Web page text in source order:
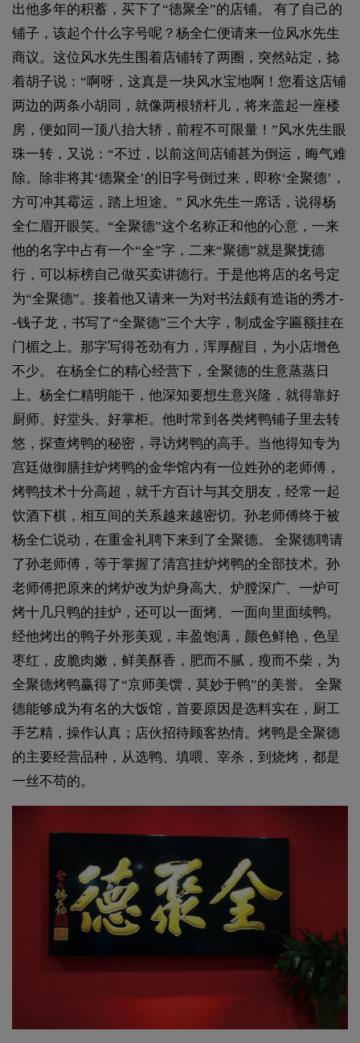
出他多年的积蓄，买下了“德聚全”的店铺。 有了自己的
铺子，该起个什么字号呢？杨全仁便请来一位风水先生
商议。这位风水先生围着店铺转了两圈，突然站定，捻
着胡子说：“啊呀，这真是一块风水宝地啊！您看这店铺
两边的两条小胡同，就像两根轿杆儿，将来盖起一座楼
房，便如同一顶八抬大轿，前程不可限量！”风水先生眼
珠一转，又说：“不过，以前这间店铺甚为倒运，晦气难
除。除非将其‘德聚全’的旧字号倒过来，即称‘全聚德’，
方可冲其霉运，踏上坦途。” 风水先生一席话，说得杨
全仁眉开眼笑。“全聚德”这个名称正和他的心意，一来
他的名字中占有一个“全”字，二来“聚德”就是聚拢德
行，可以标榜自己做买卖讲德行。于是他将店的名号定
为“全聚德”。接着他又请来一为对书法颇有造诣的秀才-
-钱子龙，书写了“全聚德”三个大字，制成金字匾额挂在
门楣之上。那字写得苍劲有力，浑厚醒目，为小店增色
不少。 在杨全仁的精心经营下，全聚德的生意蒸蒸日
上。杨全仁精明能干，他深知要想生意兴隆，就得靠好
厨师、好堂头、好掌柜。他时常到各类烤鸭铺子里去转
悠，探查烤鸭的秘密，寻访烤鸭的高手。当他得知专为
宫廷做御膳挂炉烤鸭的金华馆内有一位姓孙的老师傅，
烤鸭技术十分高超，就千方百计与其交朋友，经常一起
饮酒下棋，相互间的关系越来越密切。孙老师傅终于被
杨全仁说动，在重金礼聘下来到了全聚德。 全聚德聘请
了孙老师傅，等于掌握了清宫挂炉烤鸭的全部技术。孙
老师傅把原来的烤炉改为炉身高大、炉膛深广、一炉可
烤十几只鸭的挂炉，还可以一面烤、一面向里面续鸭。
经他烤出的鸭子外形美观，丰盈饱满，颜色鲜艳，色呈
枣红，皮脆肉嫩，鲜美酥香，肥而不腻，瘦而不柴，为
全聚德烤鸭赢得了“京师美馔，莫妙于鸭”的美誉。 全聚
德能够成为有名的大饭馆，首要原因是选料实在，厨工
手艺精，操作认真；店伙招待顾客热情。烤鸭是全聚德
的主要经营品种，从选鸭、填喂、宰杀，到烧烤，都是
一丝不苟的。